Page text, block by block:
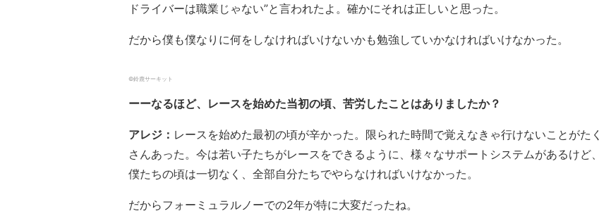
ドライバーは職業じゃない”と言われたよ。確かにそれは正しいと思った。
だから僕も僕なりに何をしなければいけないかも勉強していかなければいけなかった。
©︎鈴鹿サーキット
ーーなるほど、レースを始めた当初の頃、苦労したことはありましたか？
アレジ： レースを始めた最初の頃が辛かった。限られた時間で覚えなきゃ行けないことがたく
さんあった。今は若い子たちがレースをできるように、様々なサポートシステムがあるけど、
僕たちの頃は一切なく、全部自分たちでやらなければいけなかった。
だからフォーミュラルノーでの2年が特に大変だったね。